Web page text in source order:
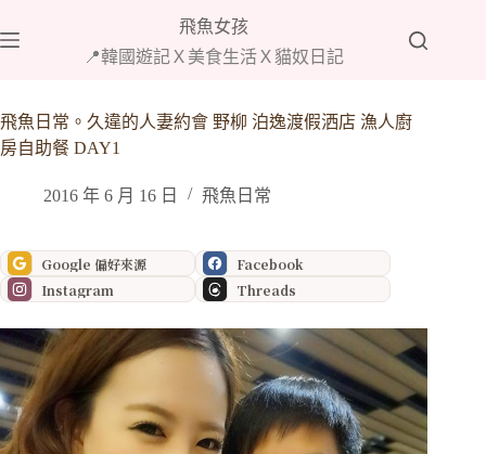
至
內
容
飛魚女孩
📍韓國遊記Ｘ美食生活Ｘ貓奴日記
飛魚日常。久違的人妻約會 野柳 泊逸渡假洒店 漁人廚
房自助餐 DAY1
2016 年 6 月 16 日 飛魚日常
Google 偏好來源
Facebook
Instagram
Threads